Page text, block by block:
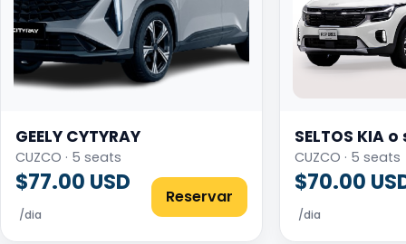
GEELY CYTYRAY
CUZCO · 5 seats
$77.00 USD
/dia
Reservar
SELTOS KIA
CUZCO · 5 seats
$70.00
/dia